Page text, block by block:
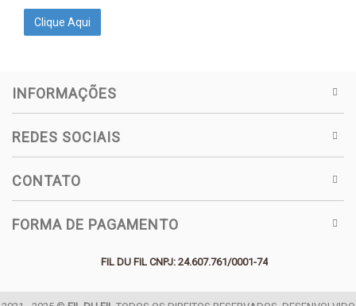
Clique Aqui
INFORMAÇÕES
REDES SOCIAIS
CONTATO
FORMA DE PAGAMENTO
FIL DU FIL CNPJ: 24.607.761/0001-74